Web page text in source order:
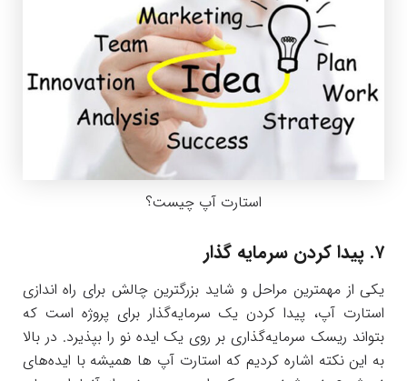
استارت آپ چیست؟
۷. پیدا کردن سرمایه گذار
یکی از مهمترین مراحل و شاید بزرگترین چالش برای راه اندازی
استارت آپ، پیدا کردن یک سرمایه‌گذار برای پروژه است که
بتواند ریسک سرمایه‌گذاری بر روی یک ایده نو را بپذیرد. در بالا
به این نکته اشاره کردیم که استارت آپ ها همیشه با ایده‌های